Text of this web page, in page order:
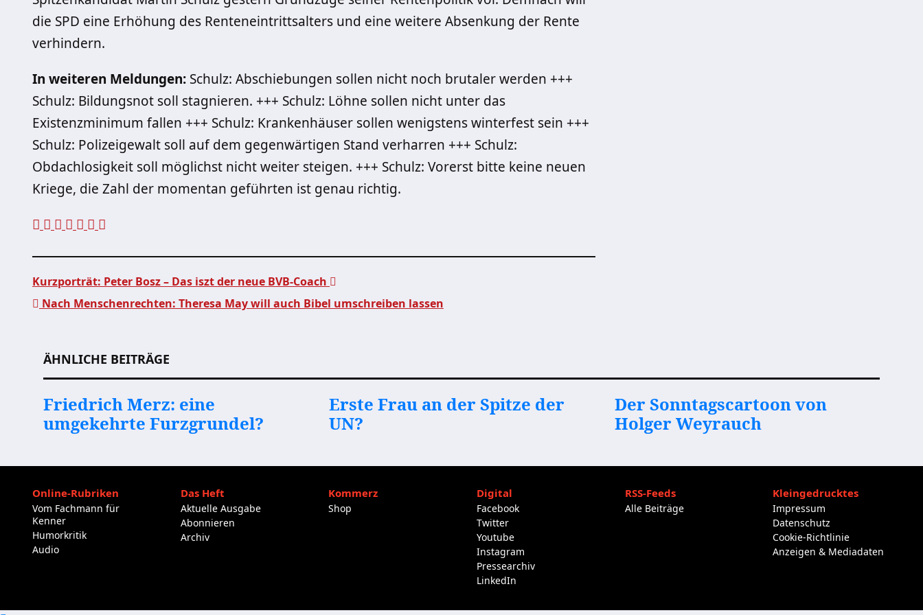
die SPD eine Erhöhung des Renteneintrittsalters und eine weitere Absenkung der Rente
verhindern.
In weiteren Meldungen: Schulz: Abschiebungen sollen nicht noch brutaler werden +++
Schulz: Bildungsnot soll stagnieren. +++ Schulz: Löhne sollen nicht unter das
Existenzminimum fallen +++ Schulz: Krankenhäuser sollen wenigstens winterfest sein +++
Schulz: Polizeigewalt soll auf dem gegenwärtigen Stand verharren +++ Schulz:
Obdachlosigkeit soll möglichst nicht weiter steigen. +++ Schulz: Vorerst bitte keine neuen
Kriege, die Zahl der momentan geführten ist genau richtig.
Kurzporträt: Peter Bosz – Das iszt der neue BVB-Coach
Nach Menschenrechten: Theresa May will auch Bibel umschreiben lassen
ÄHNLICHE BEITRÄGE
Friedrich Merz: eine
umgekehrte Furzgrundel?
Erste Frau an der Spitze der
UN?
Der Sonntagscartoon von
Holger Weyrauch
Online-Rubriken
Vom Fachmann für
Kenner
Humorkritik
Audio
Das Heft
Aktuelle Ausgabe
Abonnieren
Archiv
Kommerz
Shop
Digital
Facebook
Twitter
Youtube
Instagram
Pressearchiv
LinkedIn
RSS-Feeds
Alle Beiträge
Kleingedrucktes
Impressum
Datenschutz
Cookie-Richtlinie
Anzeigen & Mediadaten